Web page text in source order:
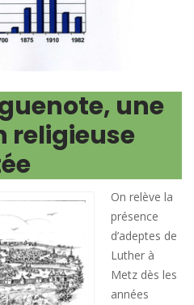
une
religieuse
On relève la
présence
d’adeptes de
Luther à
Metz dès les
années